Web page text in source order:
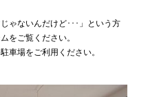
ゃないんだけど･･･」という方
をご覧ください。
車場をご利用ください。